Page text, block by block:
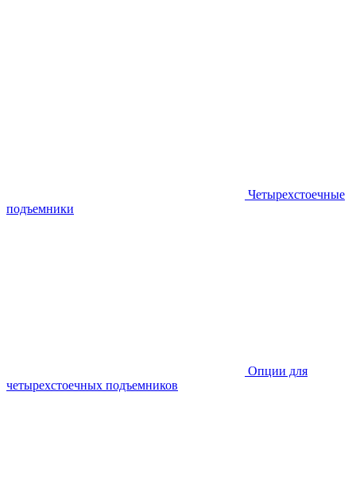
Четырехстоечные
подъемники
Опции для
четырехстоечных подъемников